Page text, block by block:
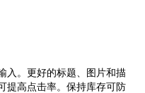
入。更好的标题、图片和描
提高点击率。保持库存可防